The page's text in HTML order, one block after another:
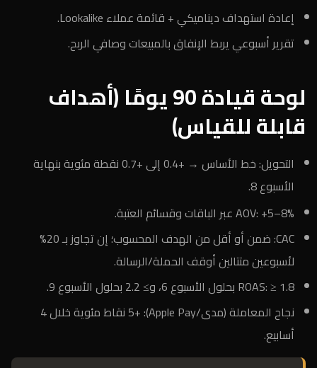
إعادة استهداف ديناميكي + قائمة عملاء Lookalike.
تقرير أسبوعي يربط الإنفاق بالمبيعات وصافي الربح.
لوحة قيادة 90 يومًا (أهداف
قابلة للقياس)
التحويل: خط الأساس → +0.4 إلى +0.7 نقطة مئوية بنهاية
الأسبوع 8.
AOV: +5–8% عبر الباقات وقسائم العتبة.
CAC: ضمن أو أقل من الهدف المحسوب؛ إن تجاوز بـ 20%
لأسبوعين متتالين أوقف الحملة/الرسالة.
ROAS: ≥ 1.8 بحلول الأسبوع 6، و≥ 2.2 بحلول الأسبوع 9.
نجاح المعاملة (مدى/Apple Pay): +5 نقاط مئوية خلال 4
أسابيع.